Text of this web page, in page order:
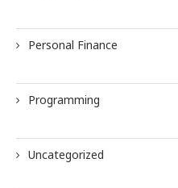
Personal Finance
Programming
Uncategorized